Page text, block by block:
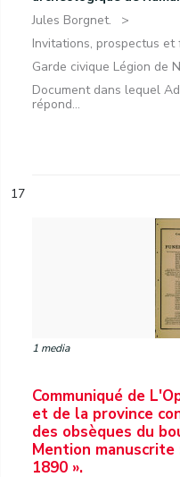
Jules Borgnet.
Invitations, prospectus
Garde civique Légion de
Document dans lequel
répond...
17
1 media
Communiqué de
et de la province
des obsèques du
Mention
1890 ».